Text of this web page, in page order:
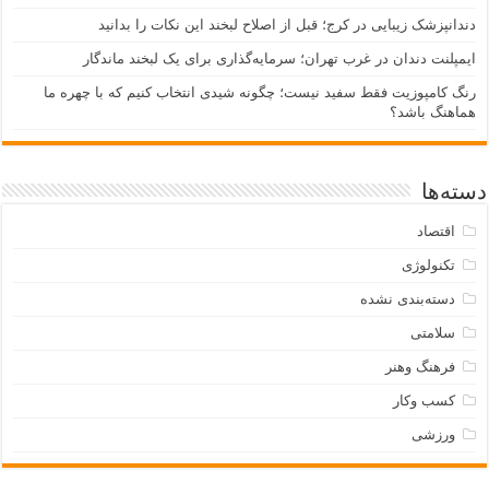
دندانپزشک زیبایی در کرج؛ قبل از اصلاح لبخند این نکات را بدانید
ایمپلنت دندان در غرب تهران؛ سرمایه‌گذاری برای یک لبخند ماندگار
رنگ کامپوزیت فقط سفید نیست؛ چگونه شیدی انتخاب کنیم که با چهره ما
هماهنگ باشد؟
دسته‌ها
اقتصاد
تکنولوژی
دسته‌بندی نشده
سلامتی
فرهنگ وهنر
کسب وکار
ورزشی